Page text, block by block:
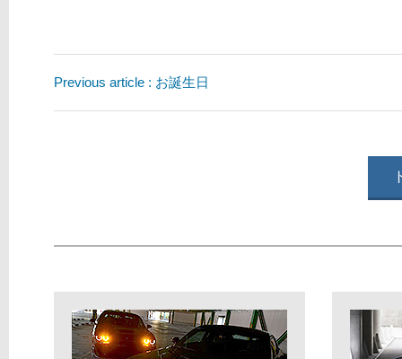
Previous article : お誕生日